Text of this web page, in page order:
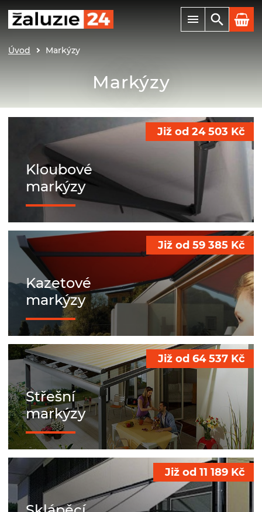
Úvod Markýzy
Markýzy
Kloubové
markýzy
Již od 24 503 Kč
Kazetové
markýzy
Již od 59 385 Kč
Střešní
markýzy
Již od 64 537 Kč
Již od 11 189 Kč